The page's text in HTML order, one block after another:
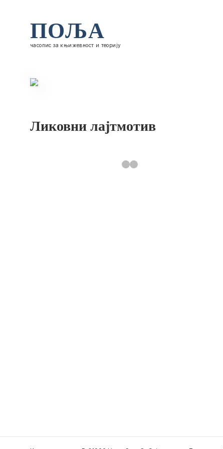
ПОЉА
часопис за књижевност и теорију
Ликовни лајтмотив